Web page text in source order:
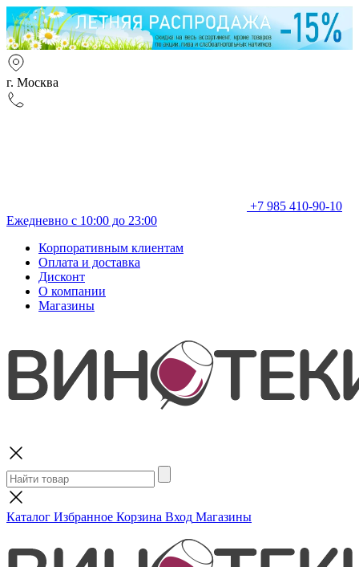
г. Москва
+7 985 410-90-10
Ежедневно с 10:00 до 23:00
Корпоративным клиентам
Оплата и доставка
Дисконт
О компании
Магазины
Каталог Избранное Корзина Вход Магазины